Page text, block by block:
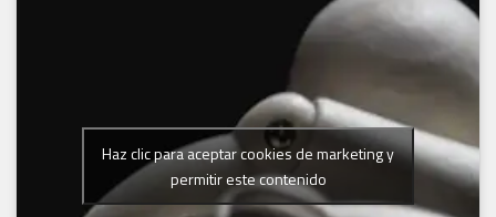
Haz clic para aceptar cookies de marketing y
permitir este contenido